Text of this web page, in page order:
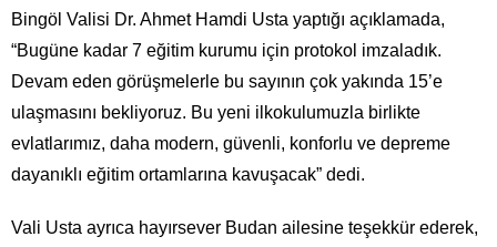
Bingöl Valisi Dr. Ahmet Hamdi Usta yaptığı açıklamada,
“Bugüne kadar 7 eğitim kurumu için protokol imzaladık.
Devam eden görüşmelerle bu sayının çok yakında 15’e
ulaşmasını bekliyoruz. Bu yeni ilkokulumuzla birlikte
evlatlarımız, daha modern, güvenli, konforlu ve depreme
dayanıklı eğitim ortamlarına kavuşacak” dedi.
Vali Usta ayrıca hayırsever Budan ailesine teşekkür ederek,